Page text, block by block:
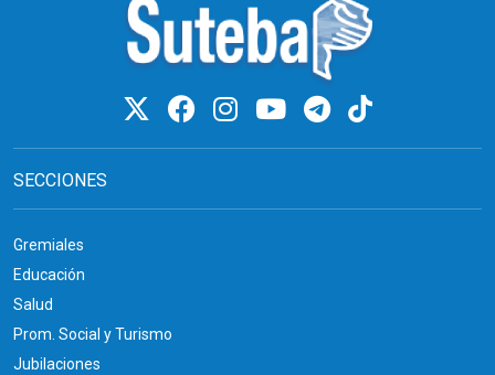
SECCIONES
Gremiales
Educación
Salud
Prom. Social y Turismo
Jubilaciones